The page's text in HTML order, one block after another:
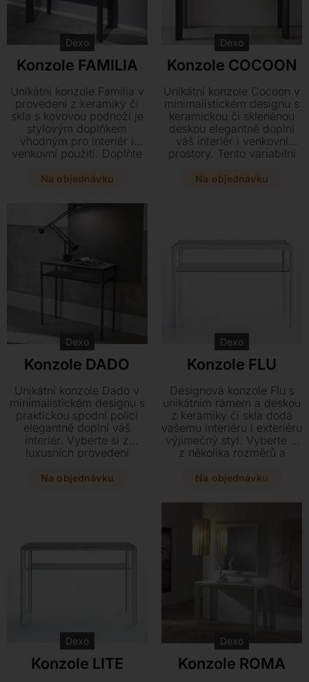
Dexo
Konzole FAMILIA
Unikátní konzole Familia v
provedení z keramiky či
skla s kovovou podnoží je
stylovým doplňkem
vhodným pro interiér i
venkovní použití. Doplňte
elegantní kousek, který
zásuvky a výběr ze dvou
rozměrů.
Na objednávku
Dexo
Konzole COCOON
Unikátní konzole Cocoon v
minimalistickém designu s
keramickou či skleněnou
deskou elegantně doplní
váš interiér i venkovní
prostory. Tento variabilní
praktickou zásuvkou nebo
Na objednávku
Dexo
Konzole DADO
Unikátní konzole Dado v
minimalistickém designu s
praktickou spodní policí
elegantně doplní váš
interiér. Vyberte si z
luxusních provedení
kombinaci s lakovaným
Na objednávku
Dexo
Konzole FLU
Designová konzole Flu s
unikátním rámem a deskou
z keramiky či skla dodá
vašemu interiéru i exteriéru
výjimečný styl. Vyberte si
z několika rozměrů a
podnože v lakovaném kovu
variabilní kousek můžete
policí z transparentního
Na objednávku
Dexo
Konzole LITE
Dexo
Konzole ROMA